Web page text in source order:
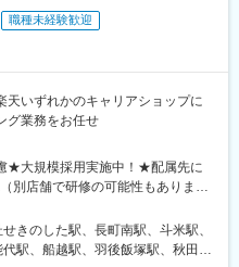
病院駅、沼津駅、本吉原駅、新静
片浜駅、自動車学校前駅、富士
松駅、大河端駅、宇野気駅、野々
山公園口駅、新富山口駅、稲荷町
田阪神駅、天王寺駅前駅、ＪＲ総
橋駅、寝屋川市駅、長尾駅(大阪
里駅、河内天美駅、北花田駅、岡
門真市駅、草津駅(滋賀県)、十条駅
府)、龍谷大前深草駅、松井山手
子公園駅、長田駅(神戸市営)、西明
職種未経験歓迎
天いずれかのキャリアショップに
グ業務をお任せ
★大規模採用実施中！★配属先に
別店舗で研修の可能性もありま
ムページの「ショップ展開」から
いずれかの店舗に配属＞【北海
手県、宮城県、秋田県、山形県、
きのした駅、長町南駅、斗米駅、
駅、船越駅、羽後飯塚駅、秋田